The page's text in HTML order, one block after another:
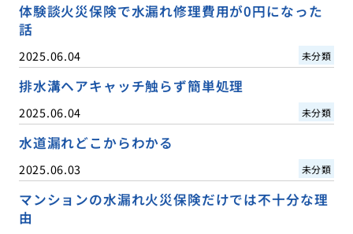
体験談火災保険で水漏れ修理費用が0円になった
話
2025.06.04 未分類
排水溝ヘアキャッチ触らず簡単処理
2025.06.04 未分類
水道漏れどこからわかる
2025.06.03 未分類
マンションの水漏れ火災保険だけでは不十分な理
由